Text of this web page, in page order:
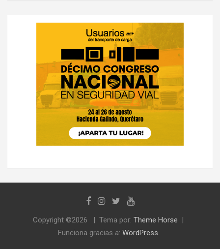
Copyright ©2026 Tema por: Theme Horse
Funciona gracias a: WordPress